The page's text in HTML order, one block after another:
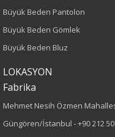
Kumaş Tipi
Desen
Büyük Beden Pantolon
Büyük Beden Gömlek
Büyük Beden Bluz
LOKASYON
Fabrika
Mehmet Nesih Özmen
Güngören/İstanbul -+90 212